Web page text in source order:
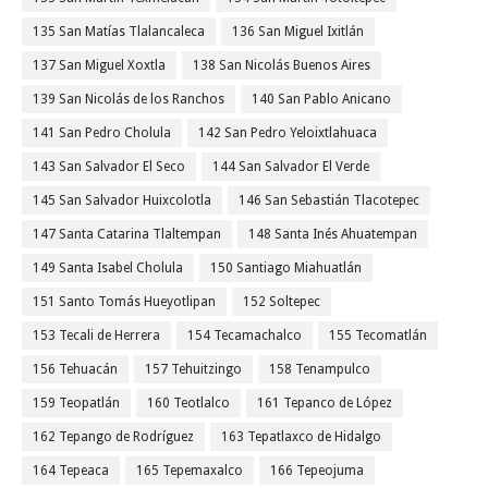
135 San Matías Tlalancaleca 136 San Miguel Ixitlán
137 San Miguel Xoxtla 138 San Nicolás Buenos Aires
139 San Nicolás de los Ranchos 140 San Pablo Anicano
141 San Pedro Cholula 142 San Pedro Yeloixtlahuaca
143 San Salvador El Seco 144 San Salvador El Verde
145 San Salvador Huixcolotla 146 San Sebastián Tlacotepec
147 Santa Catarina Tlaltempan 148 Santa Inés Ahuatempan
149 Santa Isabel Cholula 150 Santiago Miahuatlán
151 Santo Tomás Hueyotlipan 152 Soltepec
153 Tecali de Herrera 154 Tecamachalco 155 Tecomatlán
156 Tehuacán 157 Tehuitzingo 158 Tenampulco
159 Teopatlán 160 Teotlalco 161 Tepanco de López
162 Tepango de Rodríguez 163 Tepatlaxco de Hidalgo
164 Tepeaca 165 Tepemaxalco 166 Tepeojuma